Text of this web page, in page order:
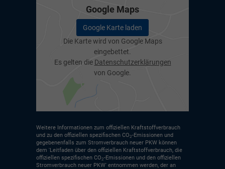
Google Maps
Google Karte laden
Die Karte wird von Google Maps
eingebettet.
Es gelten die Datenschutzerklärungen
von Google.
Weitere Informationen zum offiziellen Kraftstoffverbrauch
und zu den offiziellen spezifischen CO2-Emissionen und
gegebenenfalls zum Stromverbrauch neuer PKW können
dem 'Leitfaden über den offiziellen Kraftstoffverbrauch, die
offiziellen spezifischen CO2-Emissionen und den offiziellen
Stromverbrauch neuer PKW' entnommen werden, der an